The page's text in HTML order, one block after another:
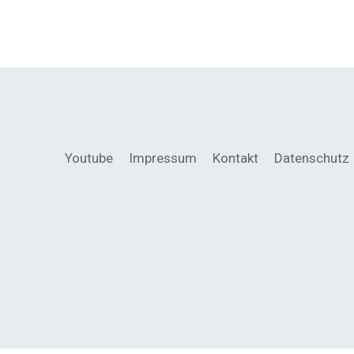
Youtube Impressum Kontakt Datenschutz